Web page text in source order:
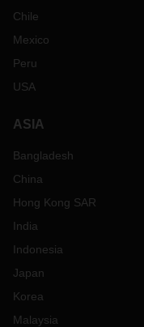
Chile
Mexico
Peru
USA
ASIA
Bangladesh
China
Hong Kong SAR
India
Indonesia
Japan
Korea
Malaysia